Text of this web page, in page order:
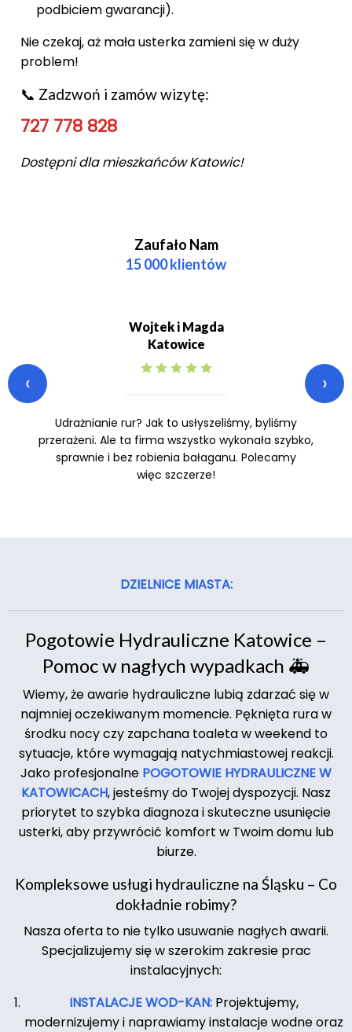
podbiciem gwarancji).
Nie czekaj, aż mała usterka zamieni się w duży
problem!
📞 Zadzwoń i zamów wizytę:
727 778 828
Dostępni dla mieszkańców Katowic!
Zaufało Nam
15 000 klientów
Wojtek i Magda
Katowice
Udrażnianie rur? Jak to usłyszeliśmy, byliśmy
przerażeni. Ale ta firma wszystko wykonała szybko,
sprawnie i bez robienia bałaganu. Polecamy
więc szczerze!
‹ ›
DZIELNICE MIASTA:
Pogotowie Hydrauliczne Katowice –
Pomoc w nagłych wypadkach 🚑
Wiemy, że awarie hydrauliczne lubią zdarzać się w
najmniej oczekiwanym momencie. Pęknięta rura w
środku nocy czy zapchana toaleta w weekend to
sytuacje, które wymagają natychmiastowej reakcji.
Jako profesjonalne POGOTOWIE HYDRAULICZNE W
KATOWICACH, jesteśmy do Twojej dyspozycji. Nasz
priorytet to szybka diagnoza i skuteczne usunięcie
usterki, aby przywrócić komfort w Twoim domu lub
biurze.
Kompleksowe usługi hydrauliczne na Śląsku – Co
dokładnie robimy?
Nasza oferta to nie tylko usuwanie nagłych awarii.
Specjalizujemy się w szerokim zakresie prac
instalacyjnych:
INSTALACJE WOD-KAN: Projektujemy,
modernizujemy i naprawiamy instalacje wodne oraz